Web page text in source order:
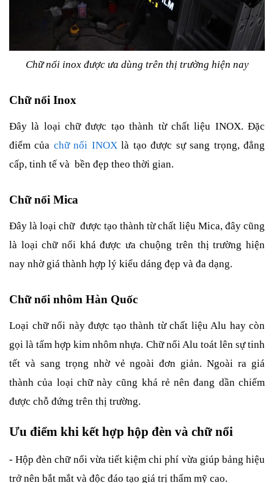
Chữ nổi inox được ưa dùng trên thị trường hiện nay
Chữ nổi Inox
Đây là loại chữ được tạo thành từ chất liệu INOX. Đặc
điểm của chữ nổi INOX là tạo được sự sang trọng, đẳng
cấp, tinh tế và  bền đẹp theo thời gian.
Chữ nổi Mica
Đây là loại chữ  được tạo thành từ chất liệu Mica, đây cũng
là loại chữ nổi khá được ưa chuộng trên thị trường hiện
nay nhờ giá thành hợp lý kiểu dáng đẹp và đa dạng.
Chữ nổi nhôm Hàn Quốc
Loại chữ nổi này được tạo thành từ chất liệu Alu hay còn
gọi là tấm hợp kim nhôm nhựa. Chữ nổi Alu toát lên sự tinh
tết và sang trọng nhờ vẻ ngoài đơn giản. Ngoài ra giá
thành của loại chữ này cũng khá rẻ nên đang dần chiếm
được chỗ đứng trên thị trường.
Ưu điểm khi kết hợp hộp đèn và chữ nổi
- Hộp đèn chữ nổi vừa tiết kiệm chi phí vừa giúp bảng hiệu
trở nên bắt mắt và độc đáo tạo giá trị thẩm mỹ cao.